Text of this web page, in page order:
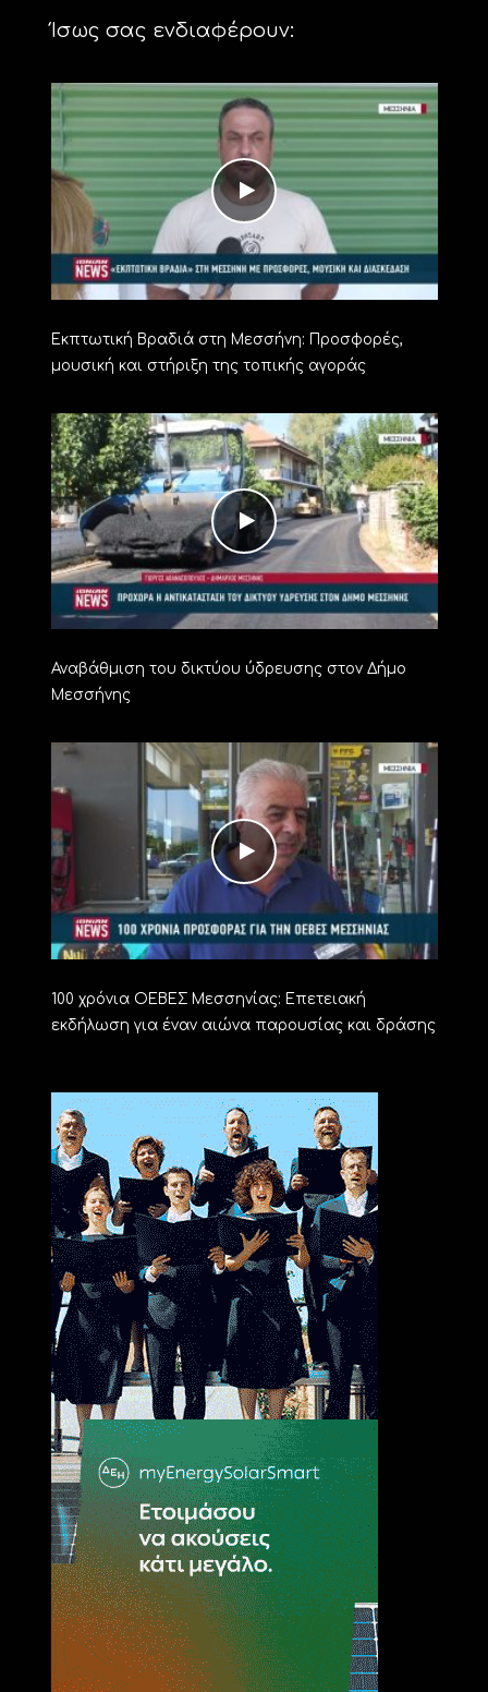
Ίσως σας ενδιαφέρουν:
Εκπτωτική Βραδιά στη Μεσσήνη: Προσφορές,
μουσική και στήριξη της τοπικής αγοράς
Αναβάθμιση του δικτύου ύδρευσης στον Δήμο
Μεσσήνης
100 χρόνια ΟΕΒΕΣ Μεσσηνίας: Επετειακή
εκδήλωση για έναν αιώνα παρουσίας και δράσης